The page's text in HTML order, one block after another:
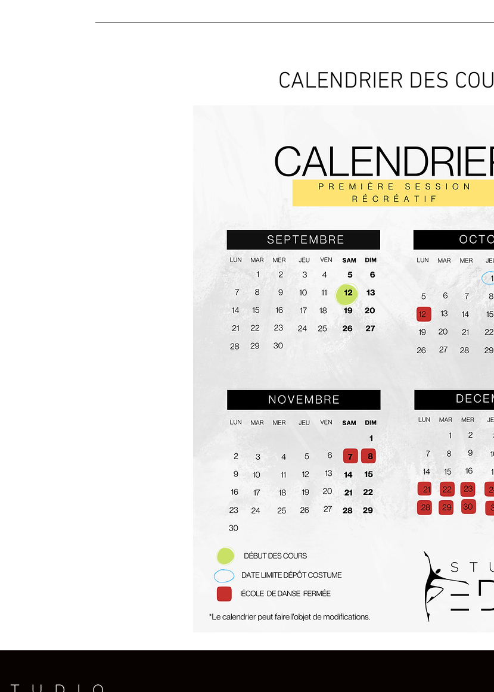
CALENDRIER DES